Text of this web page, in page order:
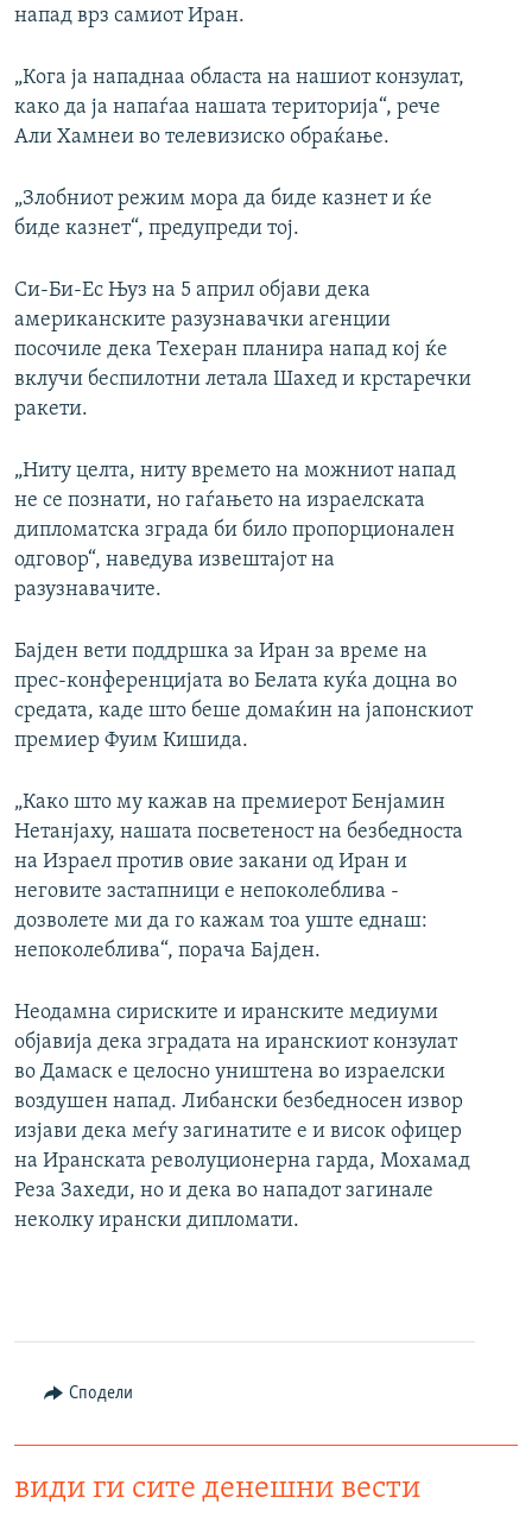
напад врз самиот Иран.
„Кога ја нападнаа областа на нашиот конзулат,
како да ја напаѓаа нашата територија“, рече
Али Хамнеи во телевизиско обраќање.
„Злобниот режим мора да биде казнет и ќе
биде казнет“, предупреди тој.
Си-Би-Ес Њуз на 5 април објави дека
американските разузнавачки агенции
посочиле дека Техеран планира напад кој ќе
вклучи беспилотни летала Шахед и крстаречки
ракети.
„Ниту целта, ниту времето на можниот напад
не се познати, но гаѓањето на израелската
дипломатска зграда би било пропорционален
одговор“, наведува извештајот на
разузнавачите.
Бајден вети поддршка за Иран за време на
прес-конференцијата во Белата куќа доцна во
средата, каде што беше домаќин на јапонскиот
премиер Фуим Кишида.
„Како што му кажав на премиерот Бенјамин
Нетанјаху, нашата посветеност на безбедноста
на Израел против овие закани од Иран и
неговите застапници е непоколеблива -
дозволете ми да го кажам тоа уште еднаш:
непоколеблива“, порача Бајден.
Неодамна сириските и иранските медиуми
објавија дека зградата на иранскиот конзулат
во Дамаск е целосно уништена во израелски
воздушен напад. Либански безбедносен извор
изјави дека меѓу загинатите е и висок офицер
на Иранската револуционерна гарда, Мохамад
Реза Захеди, но и дека во нападот загинале
неколку ирански дипломати.
Сподели
види ги сите денешни вести